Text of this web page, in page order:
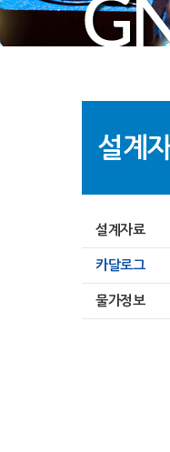
설계
설계자료
카달로그
물가정보